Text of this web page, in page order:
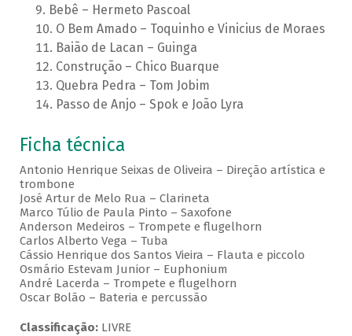
Bebê – Hermeto Pascoal
O Bem Amado – Toquinho e Vinicius de Moraes
Baião de Lacan – Guinga
Construção – Chico Buarque
Quebra Pedra – Tom Jobim
Passo de Anjo – Spok e João Lyra
Ficha técnica
Antonio Henrique Seixas de Oliveira – Direção artística e
trombone
José Artur de Melo Rua – Clarineta
Marco Túlio de Paula Pinto – Saxofone
Anderson Medeiros – Trompete e flugelhorn
Carlos Alberto Vega – Tuba
Cássio Henrique dos Santos Vieira – Flauta e piccolo
Osmário Estevam Junior – Euphonium
André Lacerda – Trompete e flugelhorn
Oscar Bolão – Bateria e percussão
Classificação:LIVRE